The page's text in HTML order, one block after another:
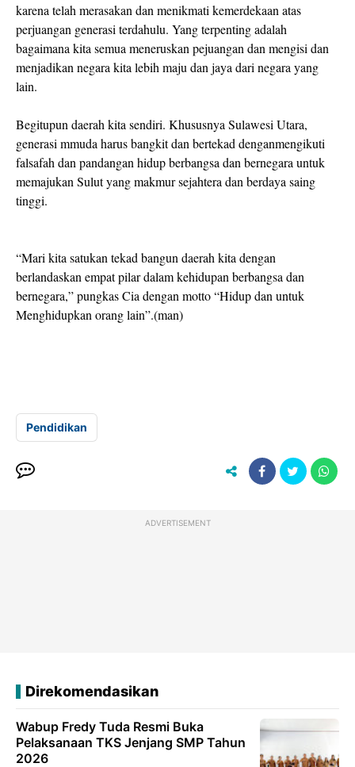
karena telah merasakan dan menikmati kemerdekaan atas
perjuangan generasi terdahulu. Yang terpenting adalah
bagaimana kita semua meneruskan pejuangan dan mengisi dan
menjadikan negara kita lebih maju dan jaya dari negara yang
lain.
Begitupun daerah kita sendiri. Khususnya Sulawesi Utara,
generasi mmuda harus bangkit dan bertekad denganmengikuti
falsafah dan pandangan hidup berbangsa dan bernegara untuk
memajukan Sulut yang makmur sejahtera dan berdaya saing
tinggi.
“Mari kita satukan tekad bangun daerah kita dengan
berlandaskan empat pilar dalam kehidupan berbangsa dan
bernegara,” pungkas Cia dengan motto “Hidup dan untuk
Menghidupkan orang lain”.(man)
Pendidikan
ADVERTISEMENT
Direkomendasikan
Wabup Fredy Tuda Resmi Buka
Pelaksanaan TKS Jenjang SMP Tahun
2026